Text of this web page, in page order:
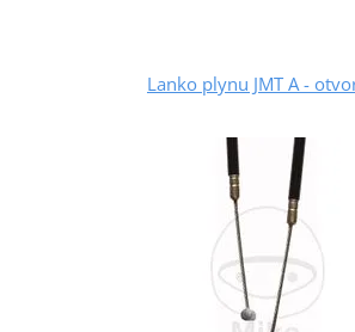
Lanko plynu JMT A -